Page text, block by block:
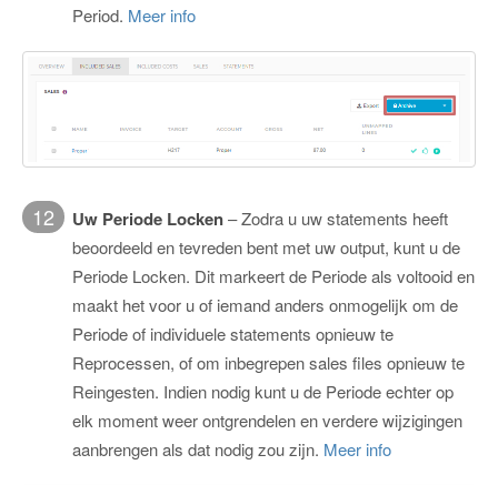
Period. Meer info
12 Uw Periode Locken– Zodra u uw statements heeft
beoordeeld en tevreden bent met uw output, kunt u de
Periode Locken. Dit markeert de Periode als voltooid en
maakt het voor u of iemand anders onmogelijk om de
Periode of individuele statements opnieuw te
Reprocessen, of om inbegrepen sales files opnieuw te
Reingesten. Indien nodig kunt u de Periode echter op
elk moment weer ontgrendelen en verdere wijzigingen
aanbrengen als dat nodig zou zijn. Meer info